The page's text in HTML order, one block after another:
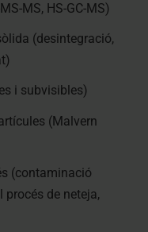
MS, HS-GC-MS)
(desintegració,
i subvisibles)
(Malvern
(contaminació
procés de neteja,